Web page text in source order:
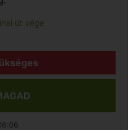
út vége